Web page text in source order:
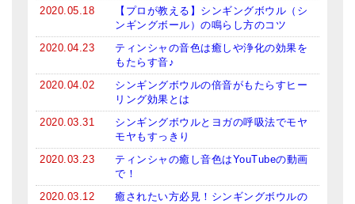
シンギングボウル講座
初級講座
倍音呼吸法レッスン
中級講座
上級講座
2020.05.18
【プロが教える】シンギングボウル（シ
ンギングボール）の鳴らし方のコツ
2020.04.23
ティンシャの音色は癒しや浄化の効果を
もたらす音♪
2020.04.02
シンギングボウルの倍音がもたらすヒー
リング効果とは
2020.03.31
シンギングボウルとヨガの呼吸法でモヤ
モヤもすっきり
2020.03.23
ティンシャの癒し音色はYouTubeの動画
で！
2020.03.12
癒されたい方必見！シンギングボウルの